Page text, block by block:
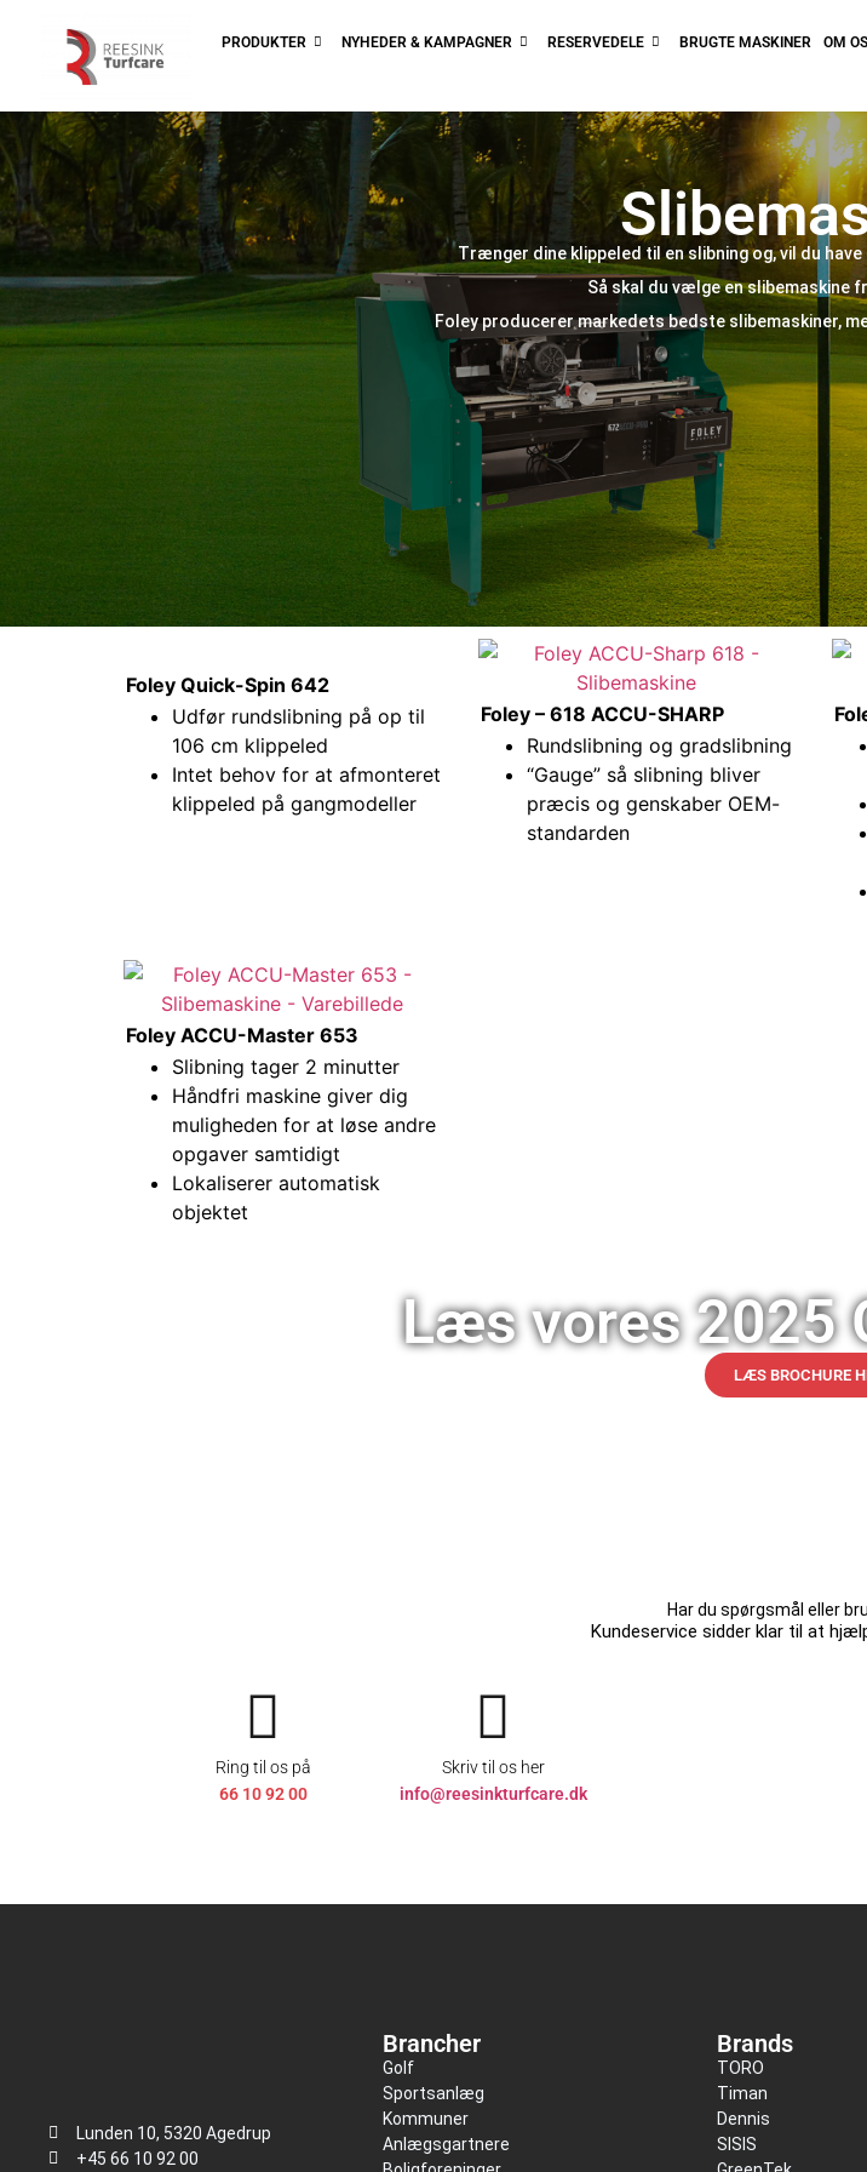
PRODUKTER NYHEDER & KAMPAGNER RESERVEDELE BRUGTE MASKINER OM OS
Trænger dine klippeled til en slibning og, vil du
Så skal du vælge en slibemaskine
Foley producerer markedets bedste slibemaskiner,
Foley Quick-Spin 642
Udfør rundslibning på op til
106 cm klippeled
Intet behov for at afmonteret
klippeled på gangmodeller
Foley – 618 ACCU-SHARP
Rundslibning og gradslibning
“Gauge” så slibning bliver
præcis og genskaber OEM-
standarden
Foley ACCU-Master 653
Slibning tager 2 minutter
Håndfri maskine giver dig
muligheden for at løse andre
opgaver samtidigt
Lokaliserer automatisk
objektet
Læs vores 2025
LÆS BROCHURE
Har du spørgsmål eller
Kundeservice sidder klar til at
Ring til os på
66 10 92 00
Skriv til os her
info@reesinkturfcare.dk
Lunden 10, 5320 Agedrup
+45 66 10 92 00
Brancher
Golf
Sportsanlæg
Kommuner
Anlægsgartnere
Brands
TORO
Timan
Dennis
SISIS